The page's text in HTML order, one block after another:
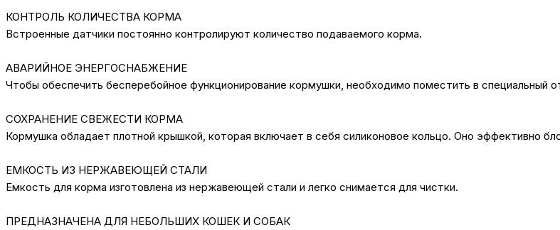
КОНТРОЛЬ КОЛИЧЕСТВА КОРМА
Встроенные датчики постоянно контролируют количество подаваемого корма.
АВАРИЙНОЕ ЭНЕРГОСНАБЖЕНИЕ
Чтобы обеспечить бесперебойное функционирование кормушки, необходимо поместить в специальный
СОХРАНЕНИЕ СВЕЖЕСТИ КОРМА
Кормушка обладает плотной крышкой, которая включает в себя силиконовое кольцо. Оно эффективно
ЕМКОСТЬ ИЗ НЕРЖАВЕЮЩЕЙ СТАЛИ
Емкость для корма изготовлена из нержавеющей стали и легко снимается для чистки.
ПРЕДНАЗНАЧЕНА ДЛЯ НЕБОЛЬШИХ КОШЕК И СОБАК